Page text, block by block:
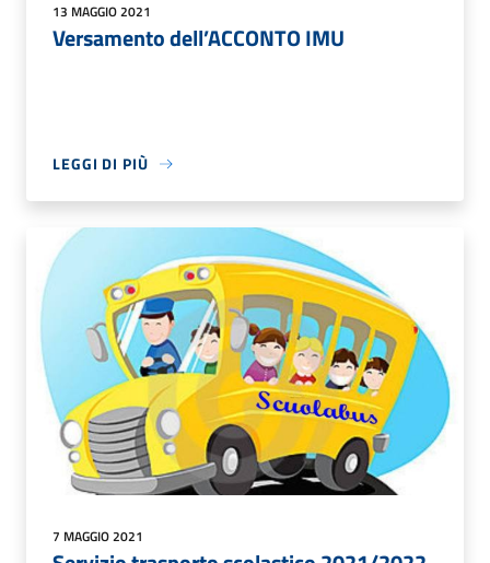
13 MAGGIO 2021
Versamento dell’ACCONTO IMU
LEGGI DI PIÙ
7 MAGGIO 2021